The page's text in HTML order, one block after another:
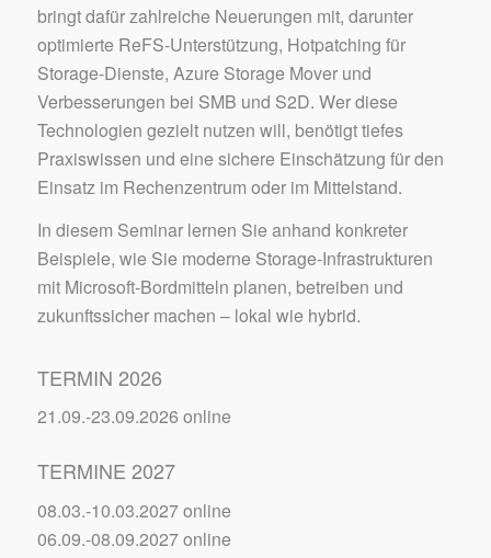
bringt dafür zahlreiche Neuerungen mit, darunter
optimierte ReFS-Unterstützung, Hotpatching für
Storage-Dienste, Azure Storage Mover und
Verbesserungen bei SMB und S2D. Wer diese
Technologien gezielt nutzen will, benötigt tiefes
Praxiswissen und eine sichere Einschätzung für den
Einsatz im Rechenzentrum oder im Mittelstand.
In diesem Seminar lernen Sie anhand konkreter
Beispiele, wie Sie moderne Storage-Infrastrukturen
mit Microsoft-Bordmitteln planen, betreiben und
zukunftssicher machen – lokal wie hybrid.
TERMIN 2026
21.09.-23.09.2026 online
TERMINE 2027
08.03.-10.03.2027 online
06.09.-08.09.2027 online